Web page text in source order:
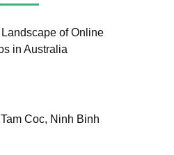
of Online
in Australia
Coc, Ninh Binh